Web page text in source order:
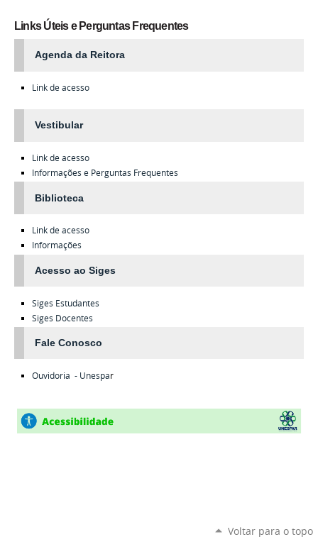
Links Úteis e Perguntas Frequentes
Agenda da Reitora
Link de acesso
Vestibular
Link de acesso
Informações e Perguntas Frequentes
Biblioteca
Link de acesso
Informações
Acesso ao Siges
Siges Estudantes
Siges Docentes
Fale Conosco
Ouvidoria - Unespar
Voltar para o topo